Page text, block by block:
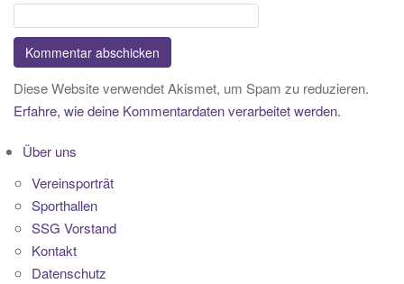
Diese Website verwendet Akismet, um Spam zu reduzieren.
Erfahre, wie deine Kommentardaten verarbeitet werden.
Über uns
Vereinsporträt
Sporthallen
SSG Vorstand
Kontakt
Datenschutz